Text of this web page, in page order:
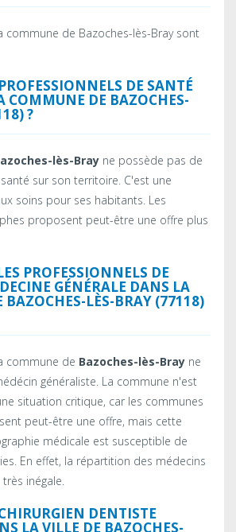
commune de Bazoches-lès-Bray sont
DE SANTÉ
COMMUNE DE BAZOCHES-
?
lès-Bray ne possède pas de
sur son territoire. C'est une
soins pour ses habitants. Les
proposent peut-être une offre plus
PROFESSIONNELS DE
GÉNÉRALE DANS LA
LÈS-BRAY (77118)
commune de Bazoches-lès-Bray ne
généraliste. La commune n'est
situation critique, car les communes
peut-être une offre, mais cette
médicale est susceptible de
En effet, la répartition des médecins
inégale.
DENTISTE
LA VILLE DE BAZOCHES-